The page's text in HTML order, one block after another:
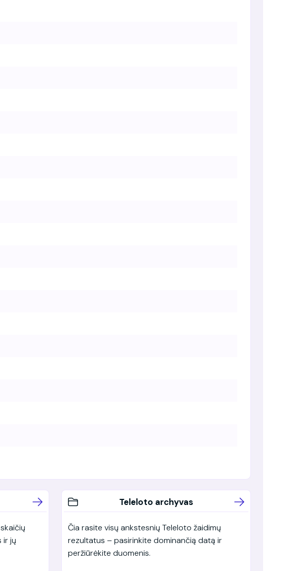
ir jų
Teleloto archyvas
Čia rasite visų ankstesnių Teleloto žaidimų
rezultatus – pasirinkite dominančią datą ir
peržiūrėkite duomenis.